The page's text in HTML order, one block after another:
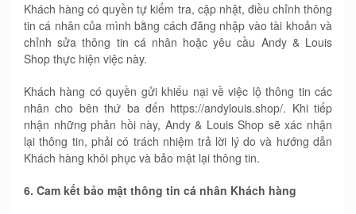
Khách hàng có quyền tự kiểm tra, cập nhật, điều chỉnh thông
tin cá nhân của mình bằng cách đăng nhập vào tài khoản và
chỉnh sửa thông tin cá nhân hoặc yêu cầu Andy & Louis
Shop thực hiện việc này.
Khách hàng có quyền gửi khiếu nại về việc lộ thông tin các
nhân cho bên thứ ba đến https://andylouis.shop/. Khi tiếp
nhận những phản hồi này, Andy & Louis Shop sẽ xác nhận
lại thông tin, phải có trách nhiệm trả lời lý do và hướng dẫn
Khách hàng khôi phục và bảo mật lại thông tin.
6. Cam kết bảo mật thông tin cá nhân Khách hàng